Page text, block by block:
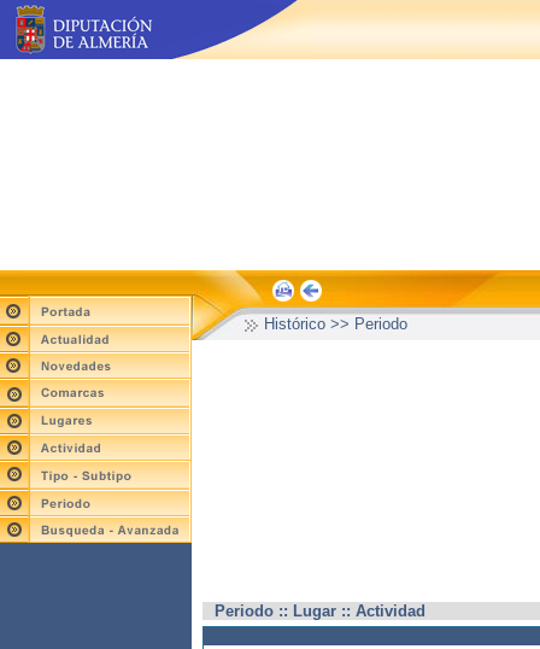
Histórico >> Periodo
Periodo :: Lugar :: Actividad